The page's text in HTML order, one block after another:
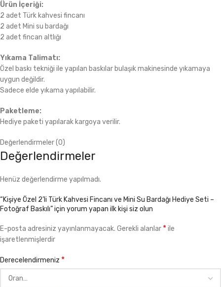
Ürün İçeriği:
2 adet Türk kahvesi fincanı
2 adet Mini su bardağı
2 adet fincan altlığı
Yıkama Talimatı:
Özel baskı tekniği ile yapılan baskılar bulaşık makinesinde yıkamaya
uygun değildir.
Sadece elde yıkama yapılabilir.
Paketleme:
Hediye paketi yapılarak kargoya verilir.
Değerlendirmeler (0)
Değerlendirmeler
Henüz değerlendirme yapılmadı.
“Kişiye Özel 2’li Türk Kahvesi Fincanı ve Mini Su Bardağı Hediye Seti –
Fotoğraf Baskılı” için yorum yapan ilk kişi siz olun
E-posta adresiniz yayınlanmayacak. Gerekli alanlar *ile
işaretlenmişlerdir
Derecelendirmeniz *